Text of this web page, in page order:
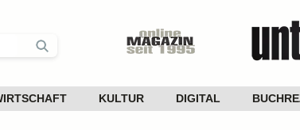
KULTUR DIGITAL